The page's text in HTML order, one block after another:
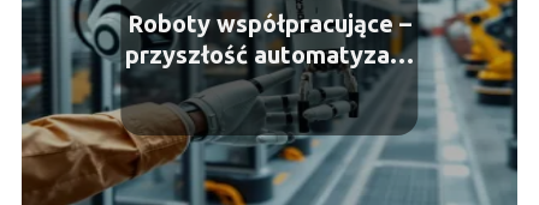
Roboty współpracujące –
przyszłość automatyzacji
produkcji